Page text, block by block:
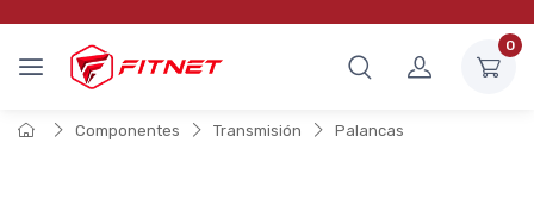
0
Componentes Transmisión Palancas